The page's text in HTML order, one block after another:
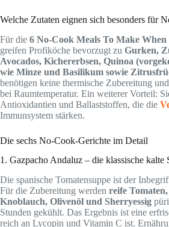
Welche Zutaten eignen sich besonders für
Für die 6 No-Cook Meals To Make
greifen Profiköche bevorzugt zu Gurken,
Avocados, Kichererbsen, Quinoa
wie Minze und Basilikum sowie
benötigen keine thermische Zubereitung
bei Raumtemperatur. Ein weiterer Vorteil:
Antioxidantien und Ballaststoffen, die die
Immunsystem stärken.
Die sechs No-Cook-Gerichte im Detail
1. Gazpacho Andaluz – die klassische kalte
Die spanische Tomatensuppe ist der
Für die Zubereitung werden reife
Knoblauch, Olivenöl und Sherryessig
Stunden gekühlt. Das Ergebnis ist eine
reich an Lycopin und Vitamin C ist.